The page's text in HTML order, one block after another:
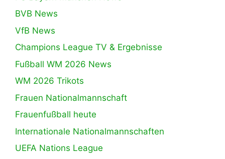
BVB News
VfB News
Champions League TV & Ergebnisse
Fußball WM 2026 News
WM 2026 Trikots
Frauen Nationalmannschaft
Frauenfußball heute
Internationale Nationalmannschaften
UEFA Nations League